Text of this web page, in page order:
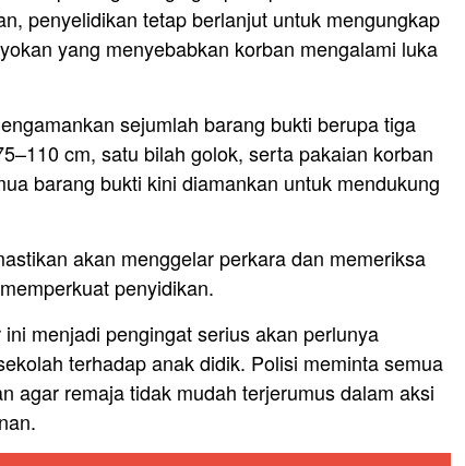
penyelidikan tetap berlanjut untuk mengungkap
yang menyebabkan korban mengalami luka
sejumlah barang bukti berupa tiga
cm, satu bilah golok, serta pakaian korban
barang bukti kini diamankan untuk mendukung
akan menggelar perkara dan memeriksa
penyidikan.
menjadi pengingat serius akan perlunya
terhadap anak didik. Polisi meminta semua
agar remaja tidak mudah terjerumus dalam aksi